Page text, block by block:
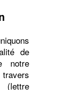
de
notre